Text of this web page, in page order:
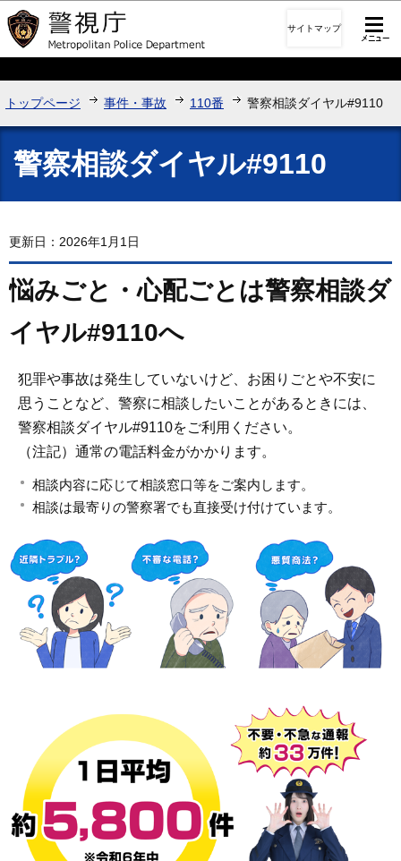
このページの本文へ移動
サイトマップ
トップページ 事件・事故 110番 警察相談ダイヤル#9110
警察相談ダイヤル#9110
更新日：2026年1月1日
悩みごと・心配ごとは警察相談ダ
イヤル#9110へ
犯罪や事故は発生していないけど、お困りごとや不安に
思うことなど、警察に相談したいことがあるときには、
警察相談ダイヤル#9110をご利用ください。
（注記）通常の電話料金がかかります。
相談内容に応じて相談窓口等をご案内します。
相談は最寄りの警察署でも直接受け付けています。